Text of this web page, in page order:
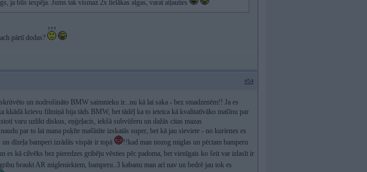
ja būs iespēja. Jums tak vismaz 2x lielākas algas, varat atļauties
pārtī dodas?
#54
un nodrošināto BMW saimnieku ir...nu kā lai saka - bez smadzenēm!! Ja es
kkādā krievu filmiņā bija tāds BMW, bet tādēļ ka to ieteica kā kvalitatīvāko mašīnu par
varu uzlikt diskus, eņģeļacis, iekšā subvūferu un dažās citas mazas
par to lai mana puķīte mašīnīte izskatās super, bet kā jau sieviete - no kurienes es
dīzeļa bamperi izrādās vispār ir topā
!!kad man nozog miglas un pēctam bamperu
es kā cilvēks bez pieredzes gribēju vēsties pēc padoma, bet vienīgais ko šeit var izlasīt ir
braukt AR migleniekiem, bamperu..3 kabanu man arī nav un bedrē jau tok es